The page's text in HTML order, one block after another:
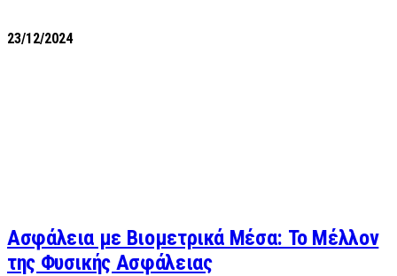
23/12/2024
Ασφάλεια με Βιομετρικά Μέσα: Το Μέλλον
της Φυσικής Ασφάλειας